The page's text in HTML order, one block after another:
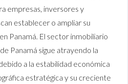
empresas, inversores y
establecer o ampliar su
Panamá. El sector inmobiliario
Panamá sigue atrayendo la
a la estabilidad económica
estratégica y su creciente